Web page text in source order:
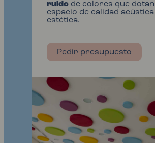
ruidode colores que dotan
espacio de calidad acústica
estética.
Pedir presupuesto